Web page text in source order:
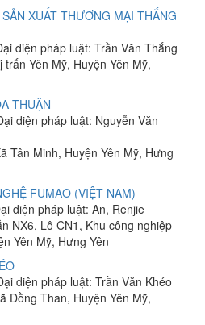
XUẤT THƯƠNG MẠI THẮNG
diện pháp luật: Trần Văn Thắng
Yên Mỹ, Huyện Yên Mỹ,
THUẬN
diện pháp luật: Nguyễn Văn
Tân Minh, Huyện Yên Mỹ, Hưng
FUMAO (VIỆT NAM)
diện pháp luật: An, Renjie
NX6, Lô CN1, Khu công nghiệp
Yên Mỹ, Hưng Yên
diện pháp luật: Trần Văn Khéo
Đồng Than, Huyện Yên Mỹ,